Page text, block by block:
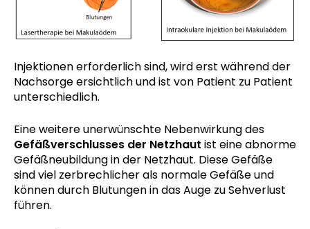
Injektionen erforderlich sind, wird erst während der
Nachsorge ersichtlich und ist von Patient zu Patient
unterschiedlich.
Eine weitere unerwünschte Nebenwirkung des
Gefäßverschlusses der Netzhaut ist eine abnorme
Gefäßneubildung in der Netzhaut. Diese Gefäße
sind viel zerbrechlicher als normale Gefäße und
können durch Blutungen in das Auge zu Sehverlust
führen.